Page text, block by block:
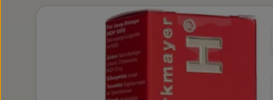
Produktgalerie überspringen